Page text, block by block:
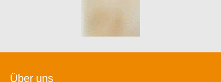
Über uns